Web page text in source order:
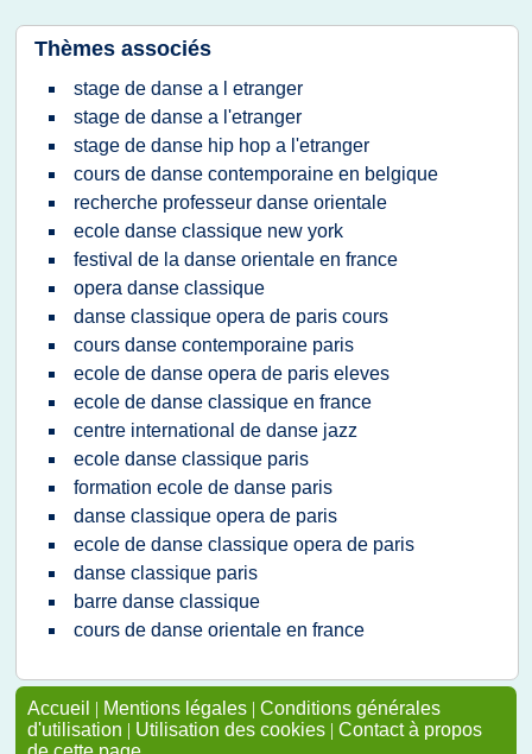
Thèmes associés
stage de danse a l etranger
stage de danse a l'etranger
stage de danse hip hop a l'etranger
cours de danse contemporaine en belgique
recherche professeur danse orientale
ecole danse classique new york
festival de la danse orientale en france
opera danse classique
danse classique opera de paris cours
cours danse contemporaine paris
ecole de danse opera de paris eleves
ecole de danse classique en france
centre international de danse jazz
ecole danse classique paris
formation ecole de danse paris
danse classique opera de paris
ecole de danse classique opera de paris
danse classique paris
barre danse classique
cours de danse orientale en france
Accueil | Mentions légales | Conditions générales
d'utilisation | Utilisation des cookies | Contact à propos